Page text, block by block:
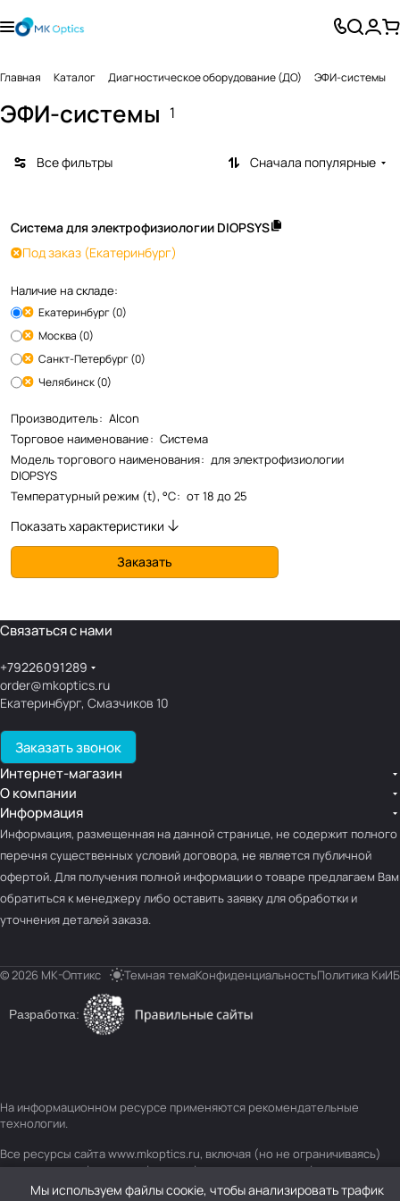
Главная Каталог Диагностическое оборудование (ДО) ЭФИ-системы
ЭФИ-системы 1
Все фильтры Сначала популярные
Система для электрофизиологии DIOPSYS
Под заказ (Екатеринбург)
Наличие на складе:
Екатеринбург (0)
Москва (0)
Санкт-Петербург (0)
Челябинск (0)
Производитель: Alcon
Торговое наименование: Система
Модель торгового наименования: для электрофизиологии
DIOPSYS
Температурный режим (t), °С: от 18 до 25
Показать характеристики
Заказать
Связаться с нами
+79226091289
order@mkoptics.ru
Екатеринбург, Смазчиков 10
Заказать звонок
Интернет-магазин
О компании
Информация
Информация, размещенная на данной странице, не содержит полного
перечня существенных условий договора, не является публичной
офертой. Для получения полной информации о товаре предлагаем Вам
обратиться к менеджеру либо оставить заявку для обработки и
уточнения деталей заказа.
© 2026 МК-Оптикс Темная темаКонфиденциальностьПолитика КиИБ
Разработка:
На информационном ресурсе применяются рекомендательные
технологии.
Все ресурсы сайта www.mkoptics.ru, включая (но не ограничиваясь)
текстовую, графическую, фотографическую и видео информацию,
структуру, дизайн и оформление страниц, доменное имя, фирменное
Мы используем файлы соокіе, чтобы анализировать трафик